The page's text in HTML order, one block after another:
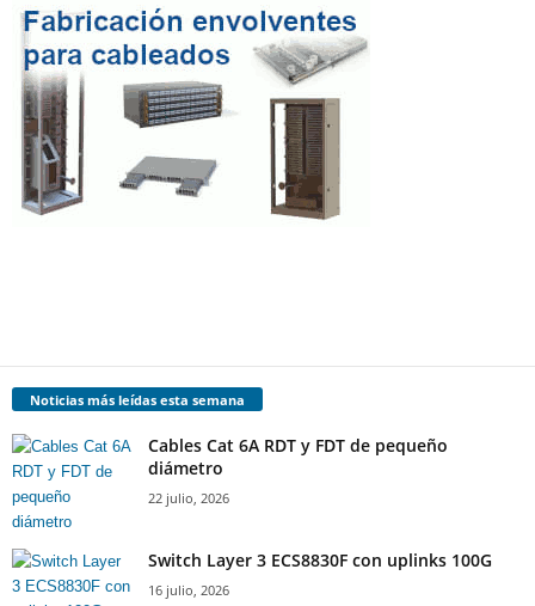
Noticias más leídas esta semana
Cables Cat 6A RDT y FDT de pequeño
diámetro
22 julio, 2026
Switch Layer 3 ECS8830F con uplinks 100G
16 julio, 2026